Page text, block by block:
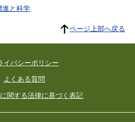
進と科学
ページ上部へ戻る
イバシーポリシー
よくある質問
関する法律に基づく表記